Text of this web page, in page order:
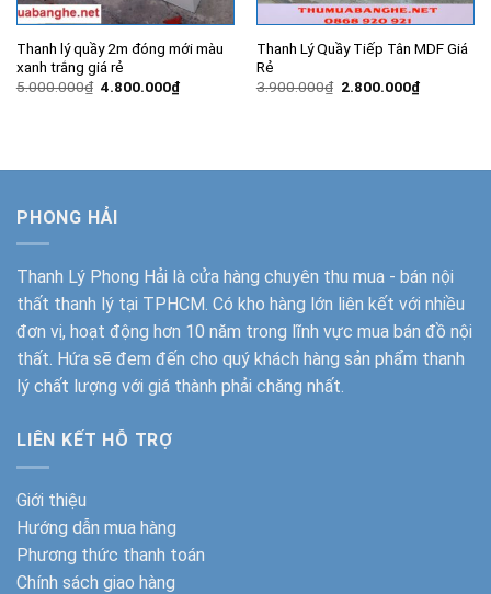
Thanh lý quầy 2m đóng mới màu
xanh trắng giá rẻ
5.000.000₫ Giá
4.800.000₫Giá
hiện
Thanh Lý Quầy Tiếp Tân MDF Giá
Rẻ
3.900.000₫ Giá
2.800.000₫Giá
hiện
PHONG HẢI
Thanh Lý Phong Hải là cửa hàng chuyên thu mua - bán nội
thất thanh lý tại TPHCM. Có kho hàng lớn liên kết với nhiều
đơn vị, hoạt động hơn 10 năm trong lĩnh vực mua bán đồ nội
thất. Hứa sẽ đem đến cho quý khách hàng sản phẩm thanh
lý chất lượng với giá thành phải chăng nhất.
LIÊN KẾT HỖ TRỢ
Giới thiệu
Hướng dẫn mua hàng
Phương thức thanh toán
Chính sách giao hàng